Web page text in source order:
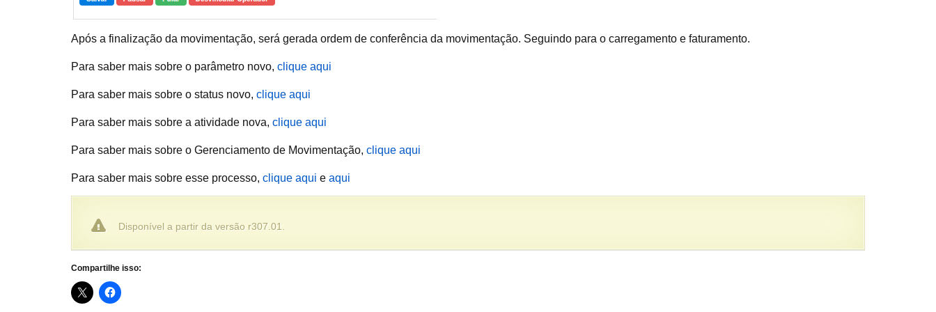
Após a finalização da movimentação, será gerada ordem de conferência da movimentação. Seguindo para o carregamento e faturamento.
Para saber mais sobre o parâmetro novo, clique aqui
Para saber mais sobre o status novo, clique aqui
Para saber mais sobre a atividade nova, clique aqui
Para saber mais sobre o Gerenciamento de Movimentação, clique aqui
Para saber mais sobre esse processo, clique aqui e aqui
Disponível a partir da versão r307.01.
Compartilhe isso: